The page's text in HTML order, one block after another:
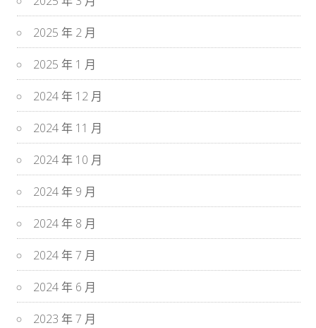
2025 年 2 月
2025 年 1 月
2024 年 12 月
2024 年 11 月
2024 年 10 月
2024 年 9 月
2024 年 8 月
2024 年 7 月
2024 年 6 月
2023 年 7 月